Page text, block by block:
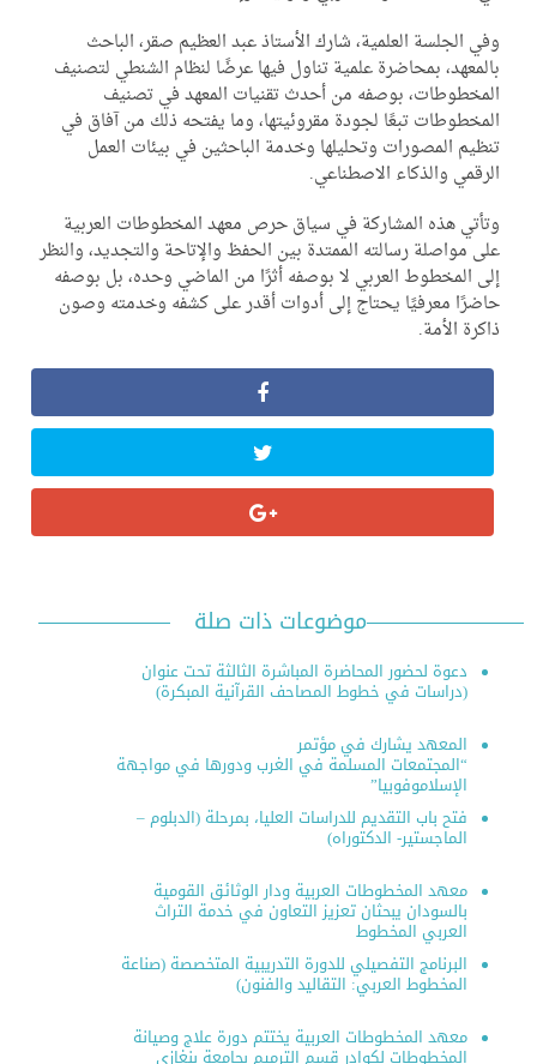
الجلسة العلمية، شارك الأستاذ عبد العظيم صقر، الباحث
بمحاضرة علمية تناول فيها عرضًا لنظام الشنطي لتصنيف
بوصفه من أحدث تقنيات المعهد في تصنيف
تبعًا لجودة مقروئيتها، وما يفتحه ذلك من آفاق في
المصورات وتحليلها وخدمة الباحثين في بيئات العمل
والذكاء الاصطناعي.
هذه المشاركة في سياق حرص معهد المخطوطات العربية
مواصلة رسالته الممتدة بين الحفظ والإتاحة والتجديد، والنظر
المخطوط العربي لا بوصفه أثرًا من الماضي وحده، بل بوصفه
معرفيًا يحتاج إلى أدوات أقدر على كشفه وخدمته وصون
الأمة.
موضوعات ذات صلة
دعوة لحضور المحاضرة المباشرة الثالثة تحت عنوان
(دراسات في خطوط المصاحف القرآنية المبكرة)
المعهد يشارك في مؤتمر
“المجتمعات المسلمة في الغرب ودورها في مواجهة
الإسلاموفوبيا”
فتح باب التقديم للدراسات العليا، بمرحلة (الدبلوم –
الماجستير- الدكتوراه)
معهد المخطوطات العربية ودار الوثائق القومية
بالسودان يبحثان تعزيز التعاون في خدمة التراث
العربي المخطوط
البرنامج التفصيلي للدورة التدريبية المتخصصة (صناعة
المخطوط العربي: التقاليد والفنون)
معهد المخطوطات العربية يختتم دورة علاج وصيانة
المخطوطات لكوادر قسم الترميم بجامعة بنغازي